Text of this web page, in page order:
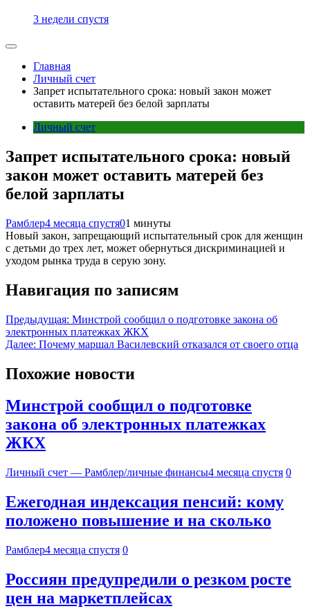
3 недели спустя
Главная
Личный счет
Запрет испытательного срока: новый закон может
оставить матерей без белой зарплаты
Личный счет
Запрет испытательного срока: новый
закон может оставить матерей без
белой зарплаты
Рамблер4 месяца спустя01 минуты
Новый закон, запрещающий испытательный срок для женщин
с детьми до трех лет, может обернуться дискриминацией и
уходом рынка труда в серую зону.
Навигация по записям
Предыдущая: Минстрой сообщил о подготовке закона об
электронных платежках ЖКХ
Далее: Почему маршал Василевский отказался от своего отца
Похожие новости
Минстрой сообщил о подготовке
закона об электронных платежках
ЖКХ
Личный счет — Рамблер/личные финансы4 месяца спустя 0
Ежегодная индексация пенсий: кому
положено повышение и на сколько
Рамблер4 месяца спустя 0
Россиян предупредили о резком росте
цен на маркетплейсах